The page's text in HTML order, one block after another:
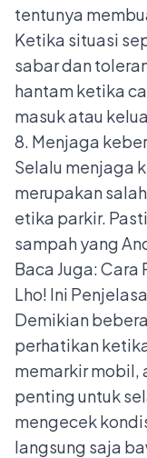
tentunya
Ketika situasi
sabar dan
hantam ketika
masuk atau
8. Menjaga
Selalu menjaga
merupakan
etika parkir.
sampah yang
Baca Juga:Cara
Lho! Ini
Demikian
perhatikan
memarkir mobil,
penting untuk
mengecek
langsung saja